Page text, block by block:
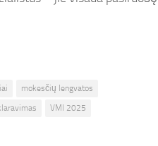
mokesčių lengvatos
VMI 2025